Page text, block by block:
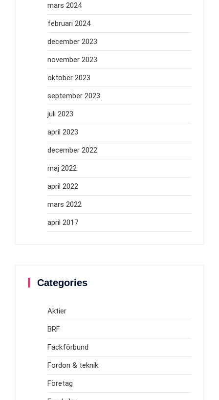
mars 2024
februari 2024
december 2023
november 2023
oktober 2023
september 2023
juli 2023
april 2023
december 2022
maj 2022
april 2022
mars 2022
april 2017
Categories
Aktier
BRF
Fackförbund
Fordon & teknik
Företag